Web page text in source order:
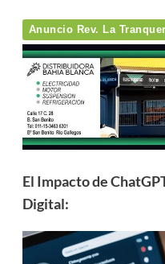
Anuncio Rev. La
El Impacto de
Digital: